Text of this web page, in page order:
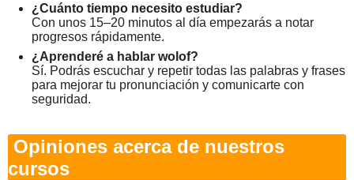
¿Cuánto tiempo necesito estudiar?
Con unos 15–20 minutos al día empezarás a notar
progresos rápidamente.
¿Aprenderé a hablar wolof?
Sí. Podrás escuchar y repetir todas las palabras y frases
para mejorar tu pronunciación y comunicarte con
seguridad.
Opiniones acerca de nuestros
cursos